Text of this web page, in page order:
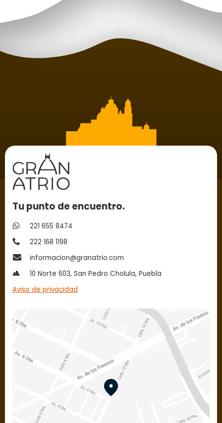
Tu punto de encuentro.
221 655 8474
222 168 1198
informacion@granatrio.com
10 Norte 603, San Pedro Cholula, Puebla
Aviso de privacidad